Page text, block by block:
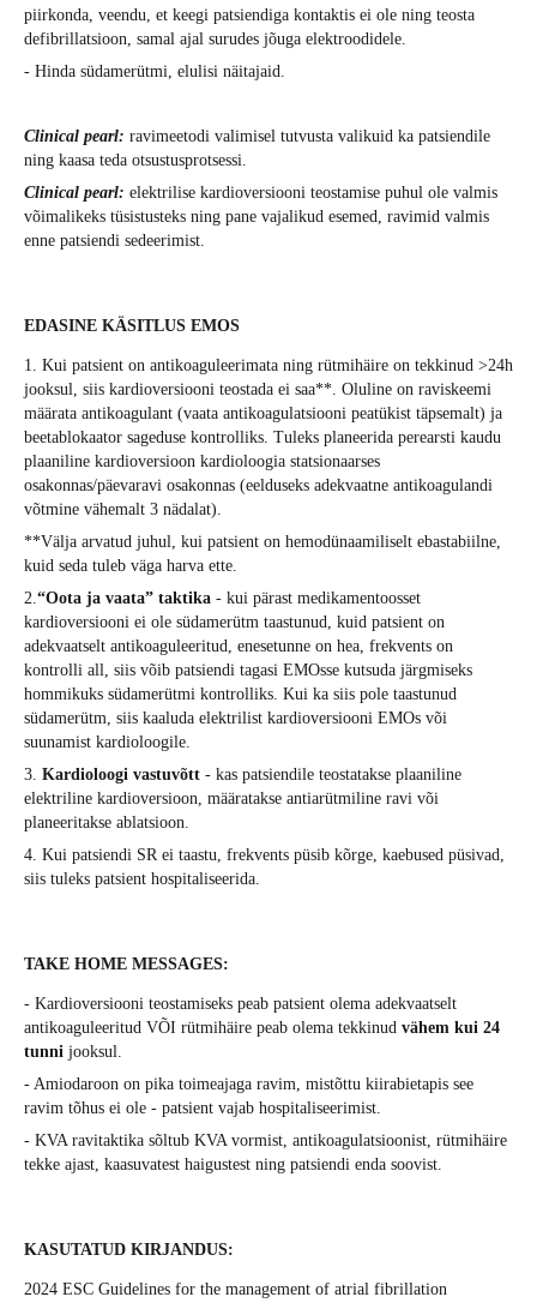
piirkonda, veendu, et keegi patsiendiga kontaktis ei ole ning teosta
defibrillatsioon, samal ajal surudes jõuga elektroodidele.
- Hinda südamerütmi, elulisi näitajaid.
Clinical pearl: ravimeetodi valimisel tutvusta valikuid ka patsiendile
ning kaasa teda otsustusprotsessi.
Clinical pearl: elektrilise kardioversiooni teostamise puhul ole valmis
võimalikeks tüsistusteks ning pane vajalikud esemed, ravimid valmis
enne patsiendi sedeerimist.
EDASINE KÄSITLUS EMOS
1. Kui patsient on antikoaguleerimata ning rütmihäire on tekkinud >24h
jooksul, siis kardioversiooni teostada ei saa**. Oluline on raviskeemi
määrata antikoagulant (vaata antikoagulatsiooni peatükist täpsemalt) ja
beetablokaator sageduse kontrolliks. Tuleks planeerida perearsti kaudu
plaaniline kardioversioon kardioloogia statsionaarses
osakonnas/päevaravi osakonnas (eelduseks adekvaatne antikoagulandi
võtmine vähemalt 3 nädalat).
**Välja arvatud juhul, kui patsient on hemodünaamiliselt ebastabiilne,
kuid seda tuleb väga harva ette.
2.“Oota ja vaata” taktika - kui pärast medikamentoosset
kardioversiooni ei ole südamerütm taastunud, kuid patsient on
adekvaatselt antikoaguleeritud, enesetunne on hea, frekvents on
kontrolli all, siis võib patsiendi tagasi EMOsse kutsuda järgmiseks
hommikuks südamerütmi kontrolliks. Kui ka siis pole taastunud
südamerütm, siis kaaluda elektrilist kardioversiooni EMOs või
suunamist kardioloogile.
3. Kardioloogi vastuvõtt - kas patsiendile teostatakse plaaniline
elektriline kardioversioon, määratakse antiarütmiline ravi või
planeeritakse ablatsioon.
4. Kui patsiendi SR ei taastu, frekvents püsib kõrge, kaebused püsivad,
siis tuleks patsient hospitaliseerida.
TAKE HOME MESSAGES:
- Kardioversiooni teostamiseks peab patsient olema adekvaatselt
antikoaguleeritud VÕI rütmihäire peab olema tekkinud vähem kui 24
tunni jooksul.
- Amiodaroon on pika toimeajaga ravim, mistõttu kiirabietapis see
ravim tõhus ei ole - patsient vajab hospitaliseerimist.
- KVA ravitaktika sõltub KVA vormist, antikoagulatsioonist, rütmihäire
tekke ajast, kaasuvatest haigustest ning patsiendi enda soovist.
KASUTATUD KIRJANDUS:
2024 ESC Guidelines for the management of atrial fibrillation